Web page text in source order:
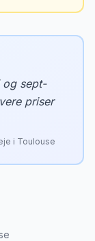
og sept-
priser
i Toulouse